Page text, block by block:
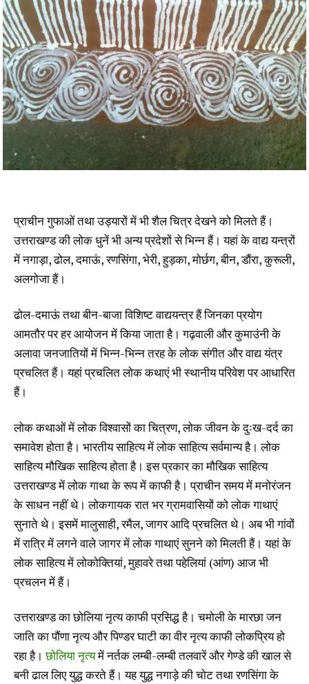
प्राचीन गुफाओं तथा उड्यारों में भी शैल चित्र देखने को मिलते हैं।
उत्तराखण्ड की लोक धुनें भी अन्य प्रदेशों से भिन्न हैं। यहां के वाद्य यन्त्रों
में नगाड़ा, ढोल, दमाऊं, रणसिंगा, भेरी, हुड़का, मोर्छग, बीन, डौंरा, कुरूली,
अलगोजा हैं।
ढोल-दमाऊं तथा बीन-बाजा विशिष्ट वाद्ययन्त्र हैं जिनका प्रयोग
आमतौर पर हर आयोजन में किया जाता है। गढ़वाली और कुमाउंनी के
अलावा जनजातियों में भिन्न-भिन्न तरह के लोक संगीत और वाद्य यंत्र
प्रचलित हैं। यहां प्रचलित लोक कथाएं भी स्थानीय परिवेश पर आधारित
हैं।
लोक कथाओं में लोक विश्वासों का चित्रण, लोक जीवन के दुःख-दर्द का
समावेश होता है। भारतीय साहित्य में लोक साहित्य सर्वमान्य है। लोक
साहित्य मौखिक साहित्य होता है। इस प्रकार का मौखिक साहित्य
उत्तराखण्ड में लोक गाथा के रूप में काफी है। प्राचीन समय में मनोरंजन
के साधन नहीं थे। लोकगायक रात भर ग्रामवासियों को लोक गाथाएं
सुनाते थे। इसमें मालुसाही, रमैल, जागर आदि प्रचलित थे। अब भी गांवों
में रात्रि में लगने वाले जागर में लोक गाथाएं सुनने को मिलती हैं। यहां के
लोक साहित्य में लोकोक्तियां, मुहावरे तथा पहेलियां (आंण) आज भी
प्रचलन में हैं।
उत्तराखण्ड का छोलिया नृत्य काफी प्रसिद्ध है। चमोली के मारछा जन
जाति का पौंणा नृत्य और पिण्डर घाटी का वीर नृत्य काफी लोकप्रिय हो
रहा है।छोलिया नृत्यमें नर्तक लम्बी-लम्बी तलवारें और गेण्डे की खाल से
बनी ढाल लिए युद्ध करते हैं। यह युद्ध नगाड़े की चोट तथा रणसिंगा के